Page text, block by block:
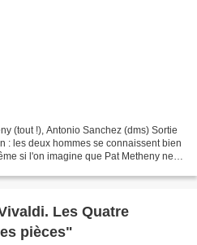
(tout !), Antonio Sanchez (dms) Sortie
: les deux hommes se connaissent bien
si l'on imagine que Pat Metheny ne
Les Quatre
pièces"